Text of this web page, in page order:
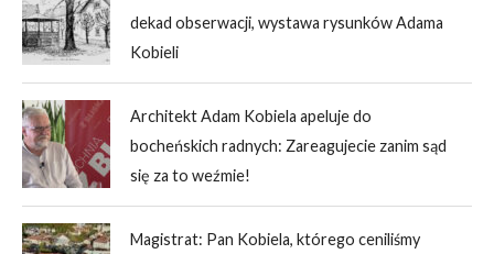
dekad obserwacji, wystawa rysunków Adama
Kobieli
Architekt Adam Kobiela apeluje do
bocheńskich radnych: Zareagujecie zanim sąd
się za to weźmie!
Magistrat: Pan Kobiela, którego ceniliśmy